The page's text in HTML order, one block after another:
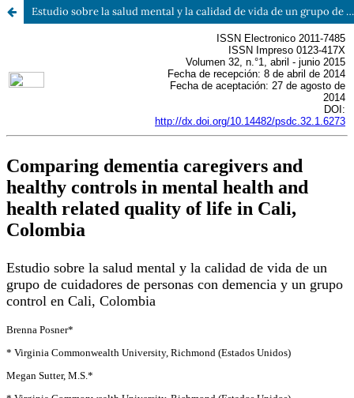
Estudio sobre la salud mental y la calidad de vida de un grupo de cuidadores de personas con demencia y un grupo control en Cali, Colombia